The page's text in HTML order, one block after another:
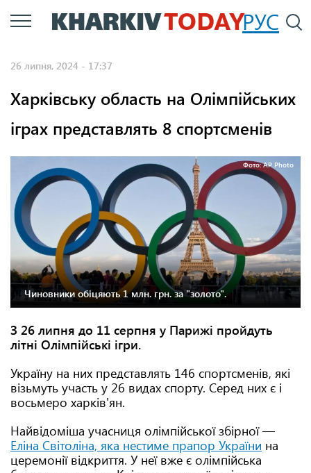
Перейти
до
РУС
26 липня, 2024 - 17:37
Харківську область на Олімпійських
іграх представлять 8 спортсменів
Фото: AP Photo
Чиновники обіцяють 1 млн. грн. за "золото".
З 26 липня до 11 серпня у Парижі пройдуть
літні Олімпійські ігри.
Україну на них представлять 146 спортсменів, які
візьмуть участь у 26 видах спорту. Серед них є і
восьмеро харків'ян.
Найвідоміша учасниця олімпійської збірної —
Еліна Світоліна, яка нестиме прапор України на
церемонії відкриття. У неї вже є олімпійська